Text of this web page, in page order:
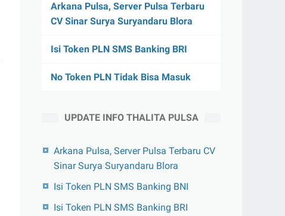
Arkana Pulsa, Server Pulsa Terbaru
CV Sinar Surya Suryandaru Blora
Isi Token PLN SMS Banking BRI
No Token PLN Tidak Bisa Masuk
UPDATE INFO THALITA PULSA
Arkana Pulsa, Server Pulsa Terbaru CV
Sinar Surya Suryandaru Blora
Isi Token PLN SMS Banking BNI
Isi Token PLN SMS Banking BRI